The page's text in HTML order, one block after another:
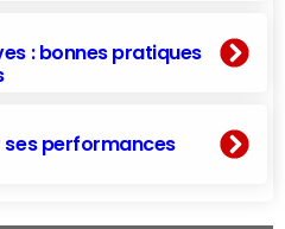
: bonnes pratiques
ses performances